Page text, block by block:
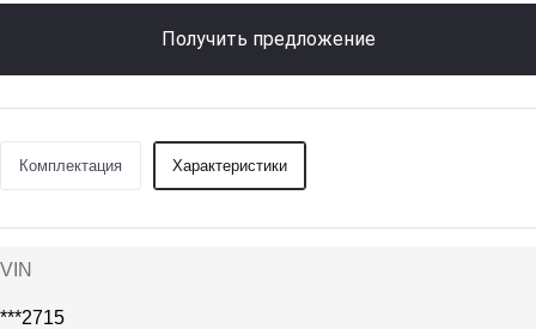
Получить предложение
Комплектация Характеристики
VIN
***2715